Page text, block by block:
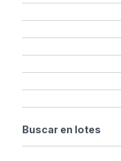
Buscar en lotes